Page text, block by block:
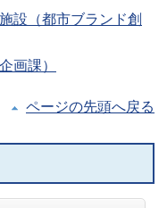
設（都市ブランド創
画課）
ページの先頭へ戻る